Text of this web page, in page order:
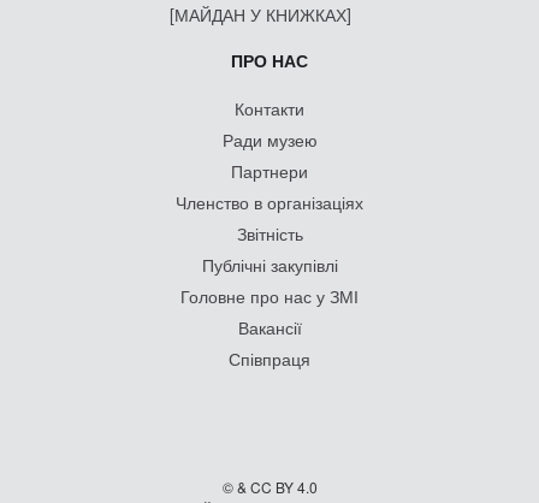
[МАЙДАН У КНИЖКАХ]
ПРО НАС
Контакти
Ради музею
Партнери
Членство в організаціях
Звітність
Публічні закупівлі
Головне про нас у ЗМІ
Вакансії
Співпраця
© & CC BY 4.0